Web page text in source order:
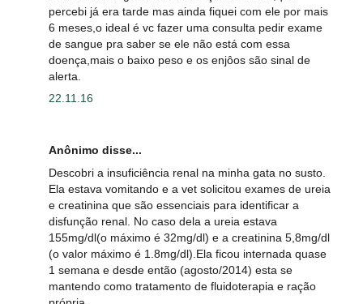
percebi já era tarde mas ainda fiquei com ele por mais
6 meses,o ideal é vc fazer uma consulta pedir exame
de sangue pra saber se ele não está com essa
doença,mais o baixo peso e os enjôos são sinal de
alerta.
22.11.16
Anônimo disse...
Descobri a insuficiência renal na minha gata no susto.
Ela estava vomitando e a vet solicitou exames de ureia
e creatinina que são essenciais para identificar a
disfunção renal. No caso dela a ureia estava
155mg/dl(o máximo é 32mg/dl) e a creatinina 5,8mg/dl
(o valor máximo é 1.8mg/dl).Ela ficou internada quase
1 semana e desde então (agosto/2014) esta se
mantendo como tratamento de fluidoterapia e ração